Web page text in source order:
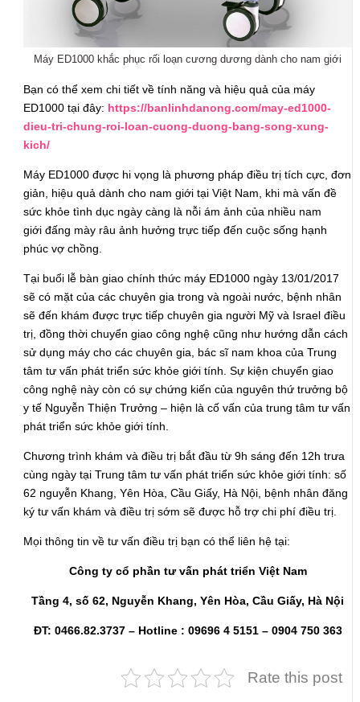
Máy ED1000 khắc phục rối loạn cương dương dành cho nam giới
Bạn có thể xem chi tiết về tính năng và hiệu quả của máy
ED1000 tại đây: https://banlinhdanong.com/may-ed1000-
dieu-tri-chung-roi-loan-cuong-duong-bang-song-xung-
kich/
Máy ED1000 được hi vọng là phương pháp điều trị tích cực, đơn
giản, hiệu quả dành cho nam giới tại Việt Nam, khi mà vấn đề
sức khỏe tình dục ngày càng là nỗi ám ảnh của nhiều nam
giới đấng mày râu ảnh hưởng trực tiếp đến cuộc sống hạnh
phúc vợ chồng.
Tại buổi lễ bàn giao chính thức máy ED1000 ngày 13/01/2017
sẽ có mặt của các chuyên gia trong và ngoài nước, bệnh nhân
sẽ đến khám được trực tiếp chuyên gia người Mỹ và Israel điều
trị, đồng thời chuyển giao công nghệ cũng như hướng dẫn cách
sử dụng máy cho các chuyên gia, bác sĩ nam khoa của Trung
tâm tư vấn phát triển sức khỏe giới tính. Sự kiện chuyển giao
công nghệ này còn có sự chứng kiến của nguyên thứ trưởng bộ
y tế Nguyễn Thiện Trưởng – hiện là cố vấn của trung tâm tư vấn
phát triển sức khỏe giới tính.
Chương trình khám và điều trị bắt đầu từ 9h sáng đến 12h trưa
cùng ngày tại Trung tâm tư vấn phát triển sức khỏe giới tính: số
62 nguyễn Khang, Yên Hòa, Cầu Giấy, Hà Nội, bệnh nhân đăng
ký tư vấn khám và điều trị sớm sẽ được hỗ trợ chi phí điều trị.
Mọi thông tin về tư vấn điều trị bạn có thể liên hệ tại:
Công ty cổ phần tư vấn phát triển Việt Nam
Tầng 4, số 62, Nguyễn Khang, Yên Hòa, Cầu Giấy, Hà Nội
ĐT: 0466.82.3737 – Hotline : 09696 4 5151 – 0904 750 363
Rate this post